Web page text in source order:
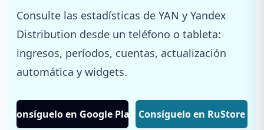
Consulte las estadísticas de YAN y Yandex
Distribution desde un teléfono o tableta:
ingresos, períodos, cuentas, actualización
automática y widgets.
Consíguelo en Google Play Consíguelo en RuStore